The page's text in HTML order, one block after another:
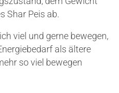
Shar Peis ab.
viel und gerne bewegen,
als ältere
so viel bewegen